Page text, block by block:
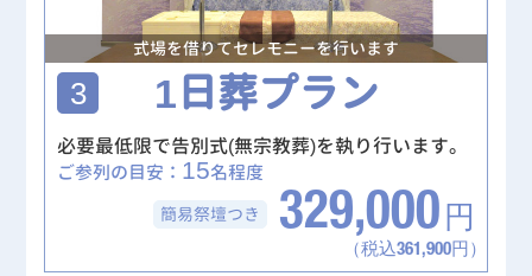
式場を借りてセレモニーを行います
3 1日葬プラン
必要最低限で告別式(無宗教葬)を執り行います。
ご参列の目安： 15名程度
簡易祭壇つき 329,000 円
（税込361,900円）